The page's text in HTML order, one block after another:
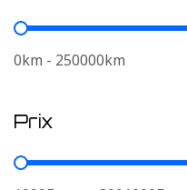
Kilometrage
0km - 250000km
Prix
Prix